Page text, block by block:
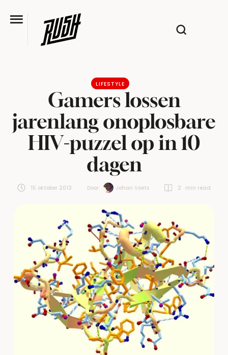
LIFESTYLE
Gamers lossen
jarenlang onoplosbare
HIV-puzzel op in 10
dagen
15 oktober 2013 Door: Johan Voets 2 min read